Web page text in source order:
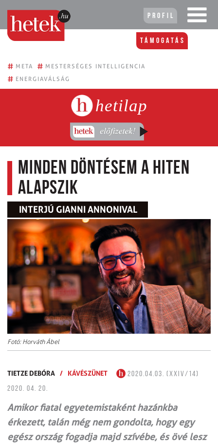
Profil
Támogatás
# META # MESTERSÉGES INTELLIGENCIA
# ENERGIAVÁLSÁG
hetilap
Minden döntésem a hiten
alapszik
INTERJÚ GIANNI ANNONIVAL
Fotó: Horváth Ábel
TIETZE DEBÓRA / KÁVÉSZÜNET
2020.04.03. (XXIV/14)
2020. 04. 20.
Amikor fiatal egyetemistaként hazánkba
érkezett, talán még nem gondolta, hogy egy
egész ország fogadja majd szívébe, és övé lesz